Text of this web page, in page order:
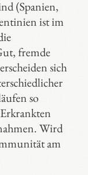
(Spanien,
ist im
fremde
sich
so
Wird
am